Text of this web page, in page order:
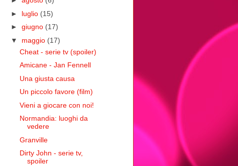
► luglio (15)
► giugno (17)
▼ maggio (17)
Cheat - serie tv (spoiler)
Amicane - Jan Fennell
Una giusta causa
Un piccolo favore (film)
Vieni a giocare con noi!
Normandia: luoghi da
vedere
Granville
Dirty John - serie tv,
spoiler